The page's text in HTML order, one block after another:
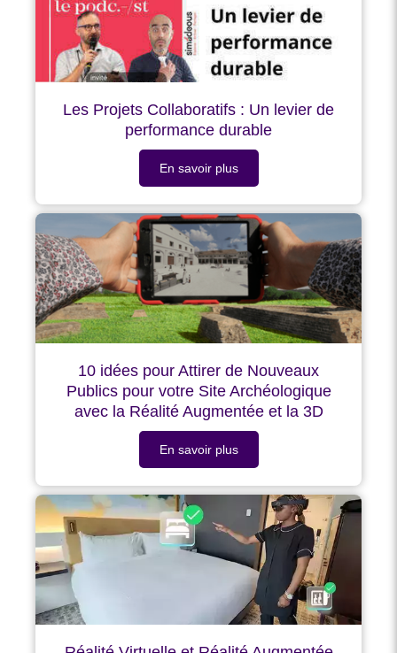
Les Projets Collaboratifs : Un levier de
performance durable
En savoir plus
10 idées pour Attirer de Nouveaux
Publics pour votre Site Archéologique
avec la Réalité Augmentée et la 3D
En savoir plus